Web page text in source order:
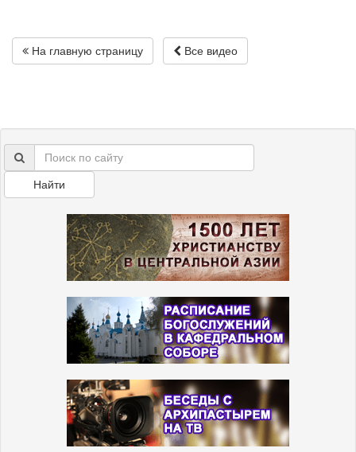
На главную страницу Все видео
Найти